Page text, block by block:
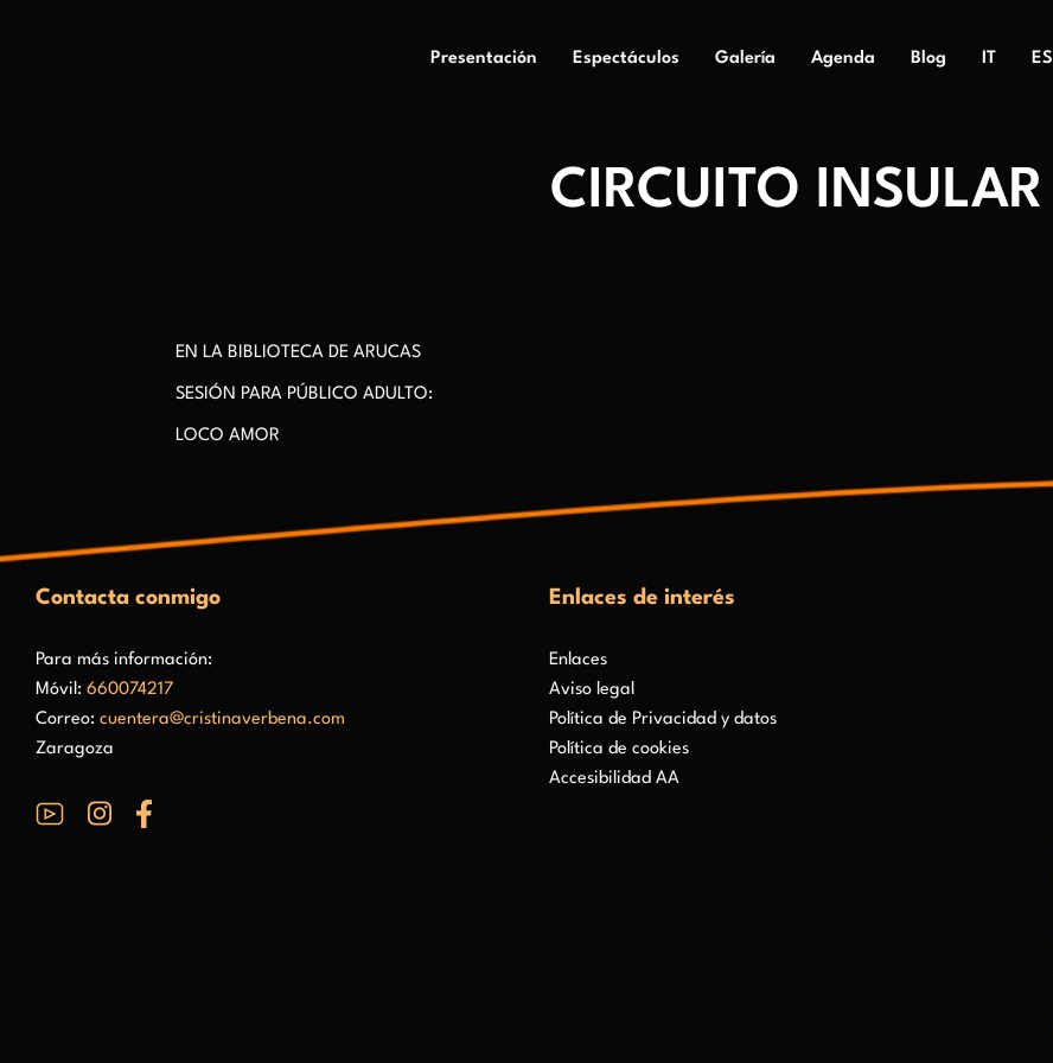
Presentación Espectáculos Galería Agenda Blog IT ES
CIRCUITO INSULAR
EN LA BIBLIOTECA DE ARUCAS
SESIÓN PARA PÚBLICO ADULTO:
LOCO AMOR
Contacta conmigo
Para más información:
Móvil: 660074217
Correo: cuentera@cristinaverbena.com
Zaragoza
Enlaces de interés
Enlaces
Aviso legal
Política de Privacidad y datos
Política de cookies
Accesibilidad AA